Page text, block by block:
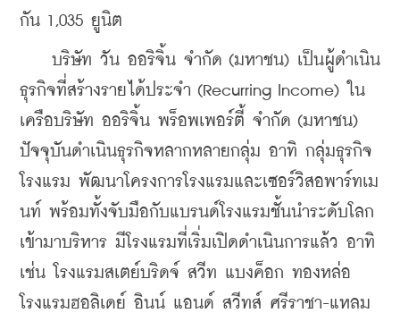
กัน 1,035 ยูนิต
บริษัท วัน ออริจิ้น จำกัด (มหาชน) เป็นผู้ดำเนิน
ธุรกิจที่สร้างรายได้ประจำ (Recurring Income) ใน
เครือบริษัท ออริจิ้น พร็อพเพอร์ตี้ จำกัด (มหาชน)
ปัจจุบันดำเนินธุรกิจหลากหลายกลุ่ม อาทิ กลุ่มธุรกิจ
โรงแรม พัฒนาโครงการโรงแรมและเซอร์วิสอพาร์ทเม
นท์ พร้อมทั้งจับมือกับแบรนด์โรงแรมชั้นนำระดับโลก
เข้ามาบริหาร มีโรงแรมที่เริ่มเปิดดำเนินการแล้ว อาทิ
เช่น โรงแรมสเตย์บริดจ์ สวีท แบงค็อก ทองหล่อ
โรงแรมฮอลิเดย์ อินน์ แอนด์ สวีทส์ ศรีราชา-แหลม